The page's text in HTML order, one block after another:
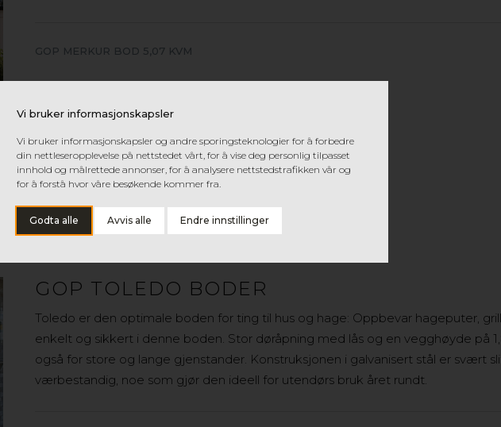
Vi bruker informasjonskapsler
Vi bruker informasjonskapsler og andre sporingsteknologier for å forbedre
din nettleseropplevelse på nettstedet vårt, for å vise deg personlig tilpasset
innhold og målrettede annonser, for å analysere nettstedstrafikken vår og
for å forstå hvor våre besøkende kommer fra.
Godta alle Avvis alle Endre innstillinger
GOP MERKUR BOD 5,07 KVM
GOP TOLEDO BODER
Toledo er den optimale boden for ting til hus og hage: Oppbevar hageputer,
enkelt og sikkert i denne boden. Stor døråpning med lås og en vegghøyde på
også for store og lange gjenstander. Konstruksjonen i galvanisert stål er svært
værbestandig, noe som gjør den ideell for utendørs bruk året rundt.